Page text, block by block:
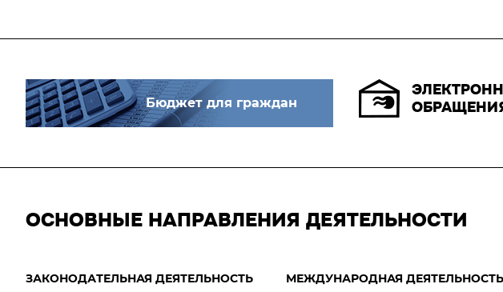
Бюджет для граждан
ОСНОВНЫЕ НАПРАВЛЕНИЯ ДЕЯТЕЛЬНОСТИ
ЗАКОНОДАТЕЛЬНАЯ ДЕЯТЕЛЬНОСТЬ
МЕЖДУНАРОДНАЯ ДЕЯТЕЛЬНОСТЬ